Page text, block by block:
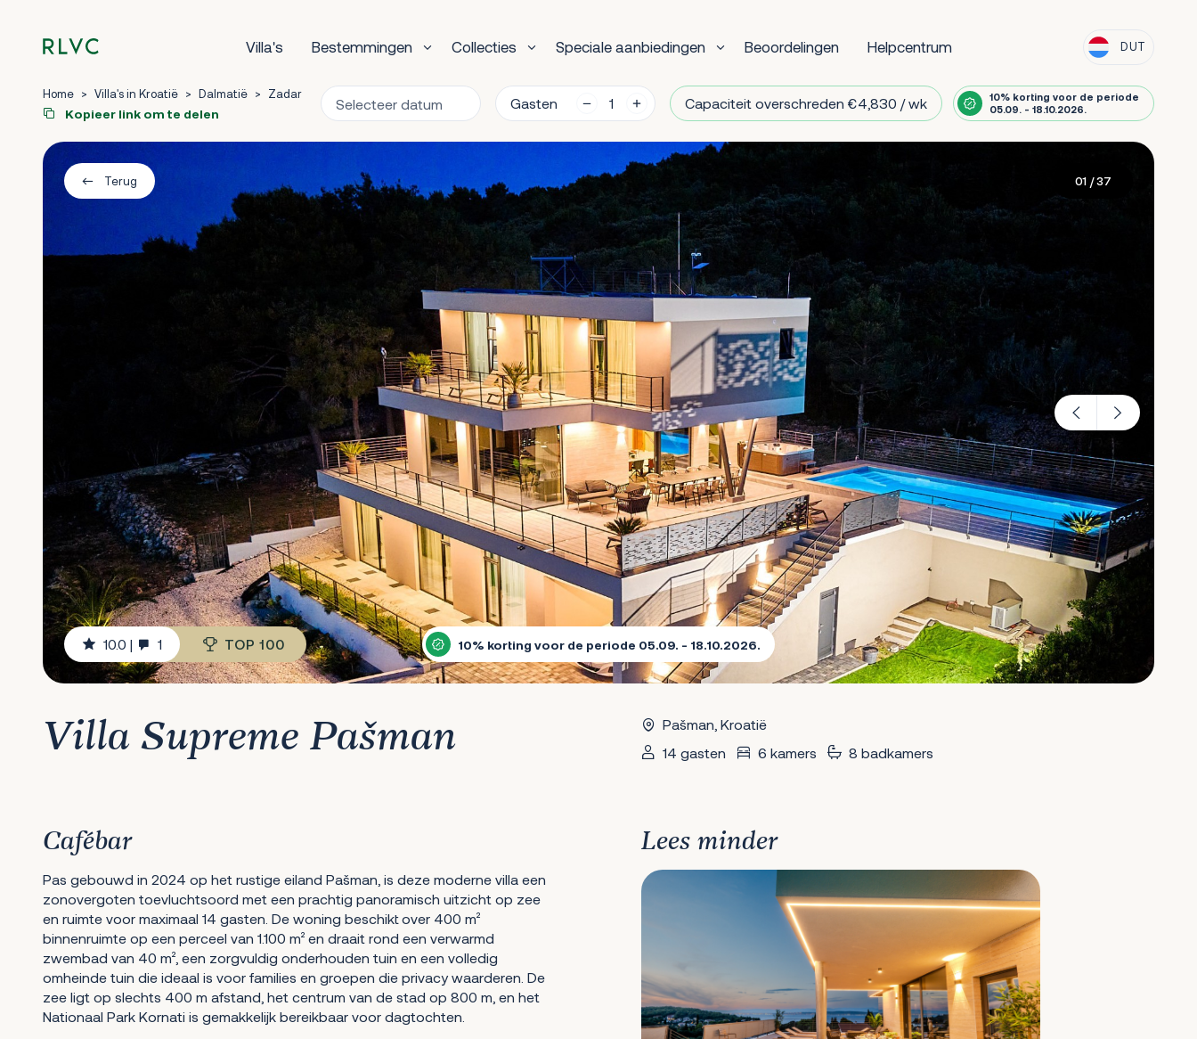
Villa's Bestemmingen Collecties Speciale aanbiedingen Beoordelingen Helpcentrum DUT
Home > Villa's in Kroatië > Dalmatië > Zadar
Kopieer link om te delen
Gasten Capaciteit overschreden €4,830 / wk
10% korting voor de periode
05.09. - 18.10.2026.
Terug
10.0 | 1 TOP 100 10% korting voor de periode 05.09. - 18.10.2026.
01 / 37
Villa Supreme Pašman
Pašman, Kroatië
14 gasten
6 kamers 8 badkamers
Cafébar
Pas gebouwd in 2024 op het rustige eiland Pašman, is deze moderne villa een
zonovergoten toevluchtsoord met een prachtig panoramisch uitzicht op zee
en ruimte voor maximaal 14 gasten. De woning beschikt over 400 m²
binnenruimte op een perceel van 1.100 m² en draait rond een verwarmd
zwembad van 40 m², een zorgvuldig onderhouden tuin en een volledig
omheinde tuin die ideaal is voor families en groepen die privacy waarderen. De
zee ligt op slechts 400 m afstand, het centrum van de stad op 800 m, en het
Nationaal Park Kornati is gemakkelijk bereikbaar voor dagtochten.
Lees minder